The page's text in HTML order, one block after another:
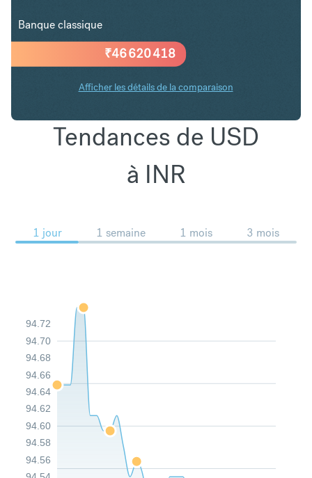
₹46 620 418
Banque classique
Afficher les détails de la comparaison
Tendances de USD
à INR
1 jour 1 semaine 1 mois 3 mois
94.56
94.58
94.60
94.62
94.64
94.66
94.68
94.70
94.72